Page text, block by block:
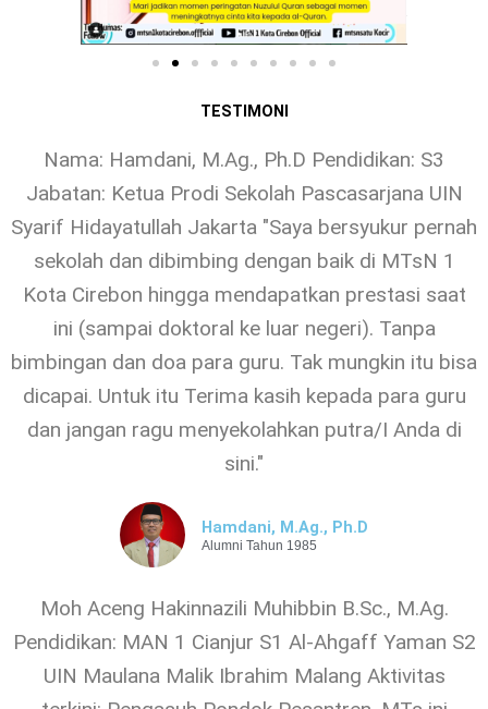
TESTIMONI
Nama: Hamdani, M.Ag., Ph.D Pendidikan: S3
Jabatan: Ketua Prodi Sekolah Pascasarjana UIN
Syarif Hidayatullah Jakarta "Saya bersyukur pernah
sekolah dan dibimbing dengan baik di MTsN 1
Kota Cirebon hingga mendapatkan prestasi saat
ini (sampai doktoral ke luar negeri). Tanpa
bimbingan dan doa para guru. Tak mungkin itu bisa
dicapai. Untuk itu Terima kasih kepada para guru
dan jangan ragu menyekolahkan putra/I Anda di
sini."
Hamdani, M.Ag., Ph.D
Alumni Tahun 1985
Moh Aceng Hakinnazili Muhibbin B.Sc., M.Ag.
Pendidikan: MAN 1 Cianjur S1 Al-Ahgaff Yaman S2
UIN Maulana Malik Ibrahim Malang Aktivitas